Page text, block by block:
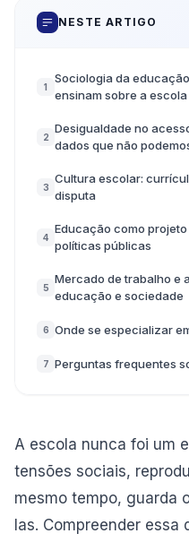
NESTE ARTIGO
1
Sociologia da
ensinam sobre a escola
2
Desigualdade no
dados que não
3
Cultura escolar:
disputa
4
Educação como
políticas públicas
5
Mercado de trabalho e
educação e sociedade
6 Onde se especializar
7 Perguntas frequentes
A escola nunca foi um
tensões sociais,
mesmo tempo, guarda
las. Compreender